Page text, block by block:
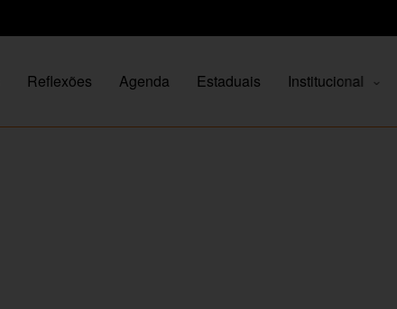
Reflexões Agenda Estaduais Institucional